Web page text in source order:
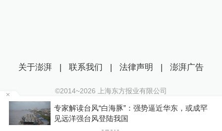
“梅姨”年龄超75岁？死刑适用受限？律师解读
关于澎湃 | 联系我们 | 法律声明 | 澎湃广告
©2014~2026 上海东方报业有限公司
沪ICP证：沪B2-20170116 | 沪ICP备14003370号
互联网新闻信息服务许可证：31120170006
沪公网安备 31010602000299号